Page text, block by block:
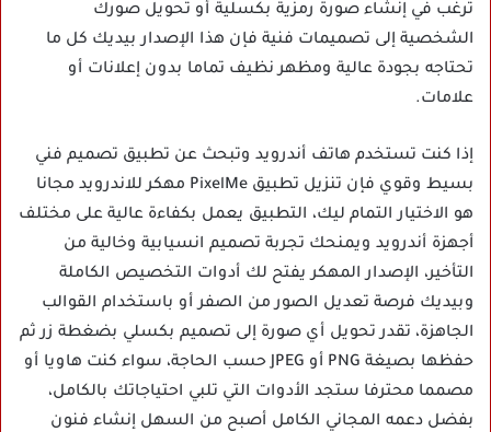
ترغب في إنشاء صورة رمزية بكسلية أو تحويل صورك
الشخصية إلى تصميمات فنية فإن هذا الإصدار بيديك كل ما
تحتاجه بجودة عالية ومظهر نظيف تماما بدون إعلانات أو
علامات.
إذا كنت تستخدم هاتف أندرويد وتبحث عن تطبيق تصميم فني
بسيط وقوي فإن تنزيل تطبيق PixelMe مهكر للاندرويد مجانا
هو الاختيار التمام ليك، التطبيق يعمل بكفاءة عالية على مختلف
أجهزة أندرويد ويمنحك تجربة تصميم انسيابية وخالية من
التأخير، الإصدار المهكر يفتح لك أدوات التخصيص الكاملة
وبيديك فرصة تعديل الصور من الصفر أو باستخدام القوالب
الجاهزة، تقدر تحويل أي صورة إلى تصميم بكسلي بضغطة زر ثم
حفظها بصيغة PNG أو JPEG حسب الحاجة، سواء كنت هاويا أو
مصمما محترفا ستجد الأدوات التي تلبي احتياجاتك بالكامل،
بفضل دعمه المجاني الكامل أصبح من السهل إنشاء فنون